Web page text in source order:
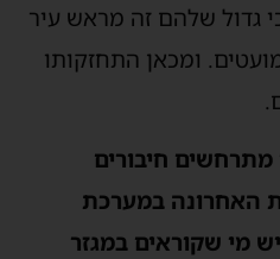
גדול שלהם זה מראש עיר
ומכאן התחזקותו
חיבורים
האחרונה במערכת
מי שקוראים במגזר